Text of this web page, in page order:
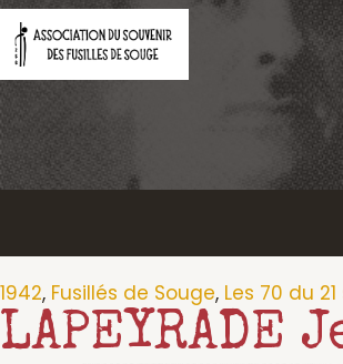
Aller
au
contenu
1942, Fusillés de Souge, Les 70 du
LAPEYRADE